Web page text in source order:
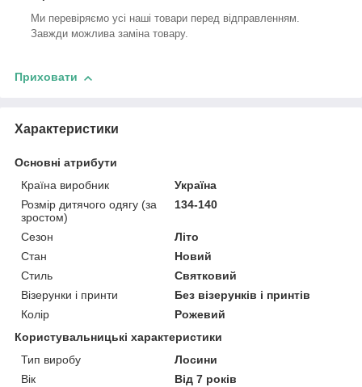
Ми перевіряємо усі наші товари перед відправленням.
Завжди можлива заміна товару.
Приховати
Характеристики
Основні атрибути
Країна виробник
Україна
Розмір дитячого одягу (за
зростом)
134-140
Сезон
Літо
Стан
Новий
Стиль
Святковий
Візерунки і принти
Без візерунків і принтів
Колір
Рожевий
Користувальницькі характеристики
Тип виробу
Лосини
Вік
Від 7 років